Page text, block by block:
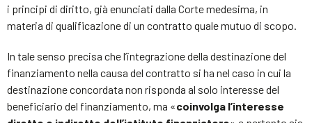
i principi di diritto, già enunciati dalla Corte medesima, in
materia di qualificazione di un contratto quale mutuo di scopo.
In tale senso precisa che l’integrazione della destinazione del
finanziamento nella causa del contratto si ha nel caso in cui la
destinazione concordata non risponda al solo interesse del
beneficiario del finanziamento, ma «coinvolga l’interesse